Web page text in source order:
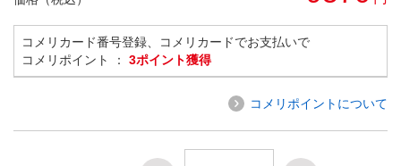
コメリカード番号登録、コメリカードでお支払いで
コメリポイント ： 3ポイント獲得
コメリポイントについて